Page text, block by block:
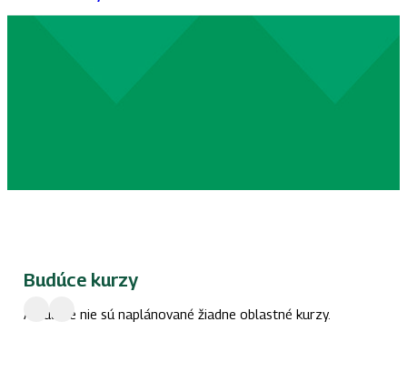
Budúce kurzy
Aktuálne nie sú naplánované žiadne oblastné kurzy.